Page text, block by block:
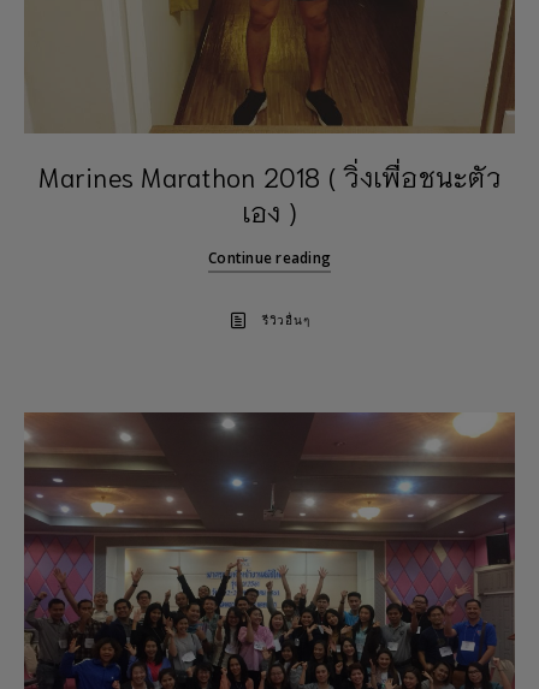
Marines Marathon 2018 ( วิ่งเพื่อชนะตัว
เอง )
Continue reading
รีวิวอื่นๆ